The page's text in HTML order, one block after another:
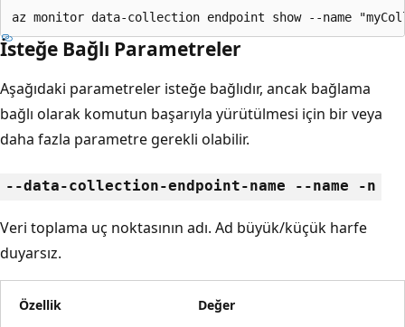
az monitor data-collection endpoint show --name
İsteğe Bağlı Parametreler
Aşağıdaki parametreler isteğe bağlıdır, ancak bağlama
bağlı olarak komutun başarıyla yürütülmesi için bir veya
daha fazla parametre gerekli olabilir.
--data-collection-endpoint-name --name -n
Veri toplama uç noktasının adı. Ad büyük/küçük harfe
duyarsız.
Özellik Değer